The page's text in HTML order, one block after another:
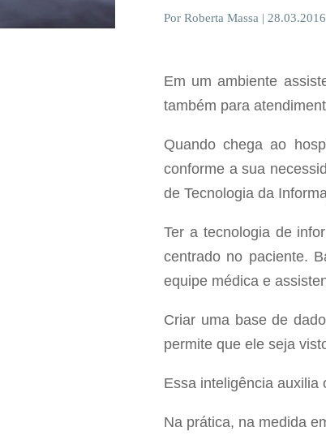
Por Roberta Massa |
Em um ambiente
também para
Quando chega ao
conforme a sua
de Tecnologia da
Ter a tecnologia de
centrado no paciente.
equipe médica e
Criar uma base de
permite que ele seja
Essa inteligência auxilia
Na prática, na medida